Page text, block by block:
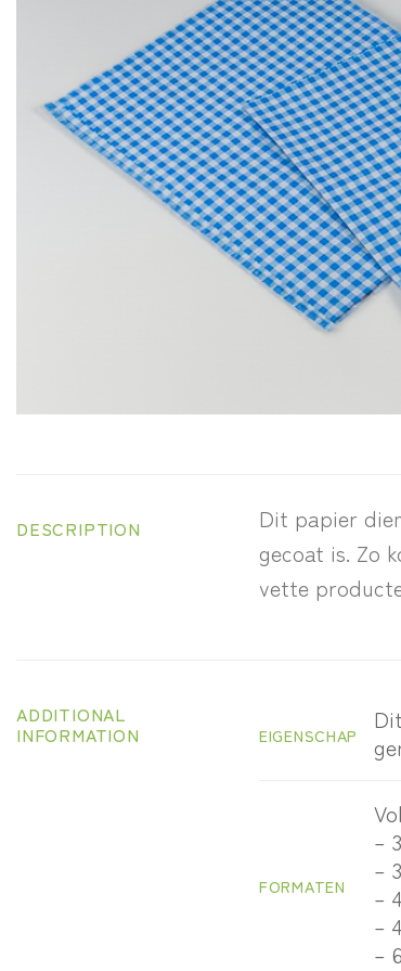
DESCRIPTION
Dit papier
gecoat is. Zo
vette
ADDITIONAL
INFORMATION EIGENSCHAP
FORMATEN
–
–
–
–
–